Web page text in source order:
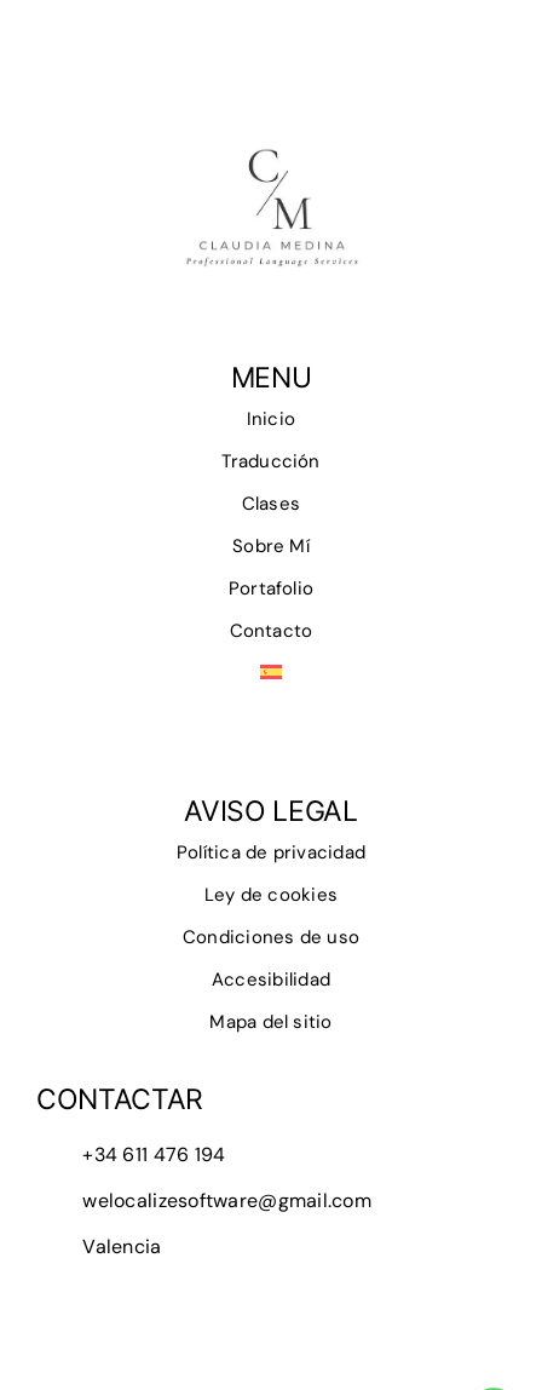
MENU
Inicio
Traducción
Clases
Sobre Mí
Portafolio
Contacto
AVISO LEGAL
Política de privacidad
Ley de cookies
Condiciones de uso
Accesibilidad
Mapa del sitio
CONTACTAR
+34 611 476 194
welocalizesoftware@gmail.com
Valencia